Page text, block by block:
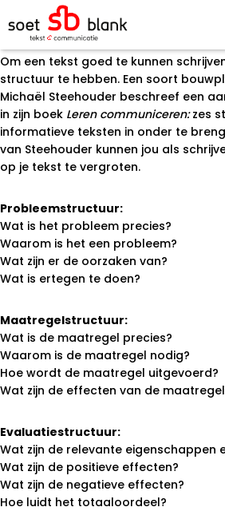
Maand:
De vaste structuren van
Posted on23 mei 2017
Om een tekst goed te kunnen
structuur te hebben. Een soort
Michaël Steehouder beschreef een
in zijn boek Leren communiceren:zes
informatieve teksten in onder te
van Steehouder kunnen jou als
op je tekst te vergroten.
Probleemstructuur:
Wat is het probleem precies?
Waarom is het een probleem?
Wat zijn er de oorzaken van?
Wat is ertegen te doen?
Maatregelstructuur:
Wat is de maatregel precies?
Waarom is de maatregel nodig?
Hoe wordt de maatregel uitgevoerd?
Wat zijn de effecten van de
Evaluatiestructuur:
Wat zijn de relevante eigenschappen
Wat zijn de positieve effecten?
Wat zijn de negatieve effecten?
Hoe luidt het totaaloordeel?